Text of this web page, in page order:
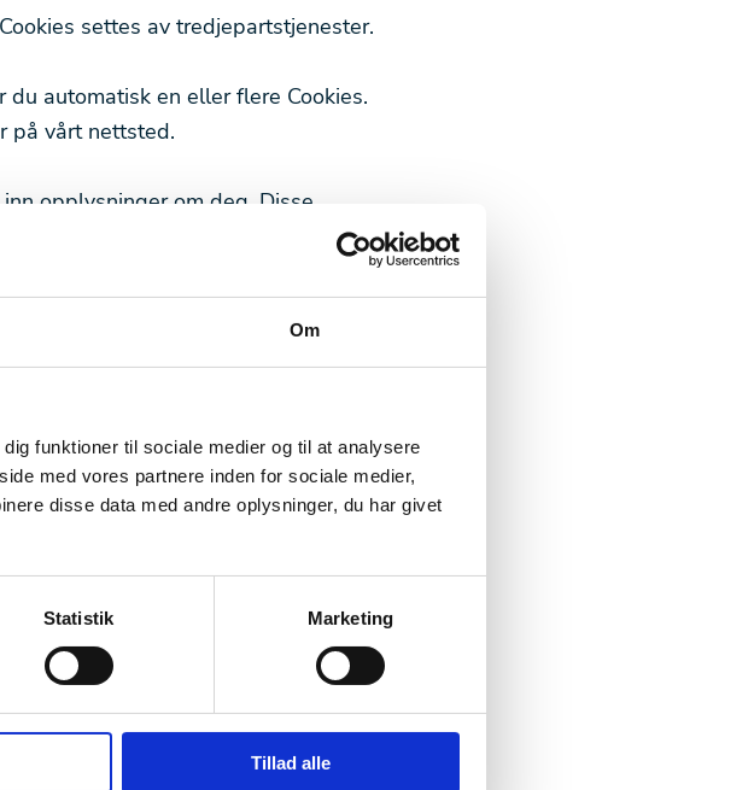
Om
funktioner til sociale medier og til at analysere
med vores partnere inden for sociale medier,
disse data med andre oplysninger, du har givet
Statistik Marketing
Tillad alle
settes av tredjepartstjenester.
automatisk en eller flere Cookies.
på vårt nettsted.
opplysninger om deg. Disse
vårt innhold og til å øke verdien
nettstedet.
til å vise deg funksjoner for
også opplysninger om din bruk av
annonseringspartnere og
dataene med andre opplysninger
av deres tjenester.
inn,deres formål og hvilke
et nettsted brukbart ved å